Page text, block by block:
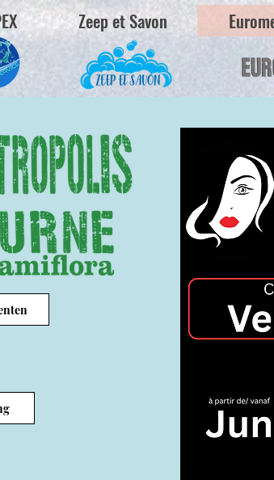
Zeep et Savon